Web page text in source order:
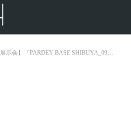
展示会】『PARDEY BASE SHIBUYA_09…